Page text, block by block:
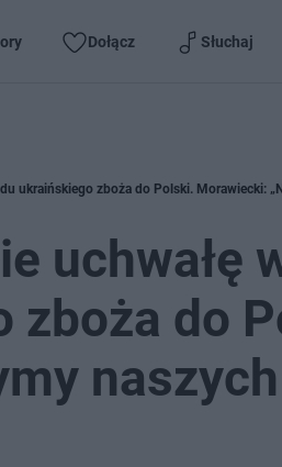
Dołącz Słuchaj
ukraińskiego zboża do Polski. Morawiecki:
uchwałę
zboża do